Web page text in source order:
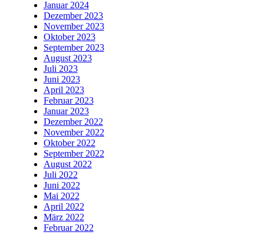
Januar 2024
Dezember 2023
November 2023
Oktober 2023
September 2023
August 2023
Juli 2023
Juni 2023
April 2023
Februar 2023
Januar 2023
Dezember 2022
November 2022
Oktober 2022
September 2022
August 2022
Juli 2022
Juni 2022
Mai 2022
April 2022
März 2022
Februar 2022